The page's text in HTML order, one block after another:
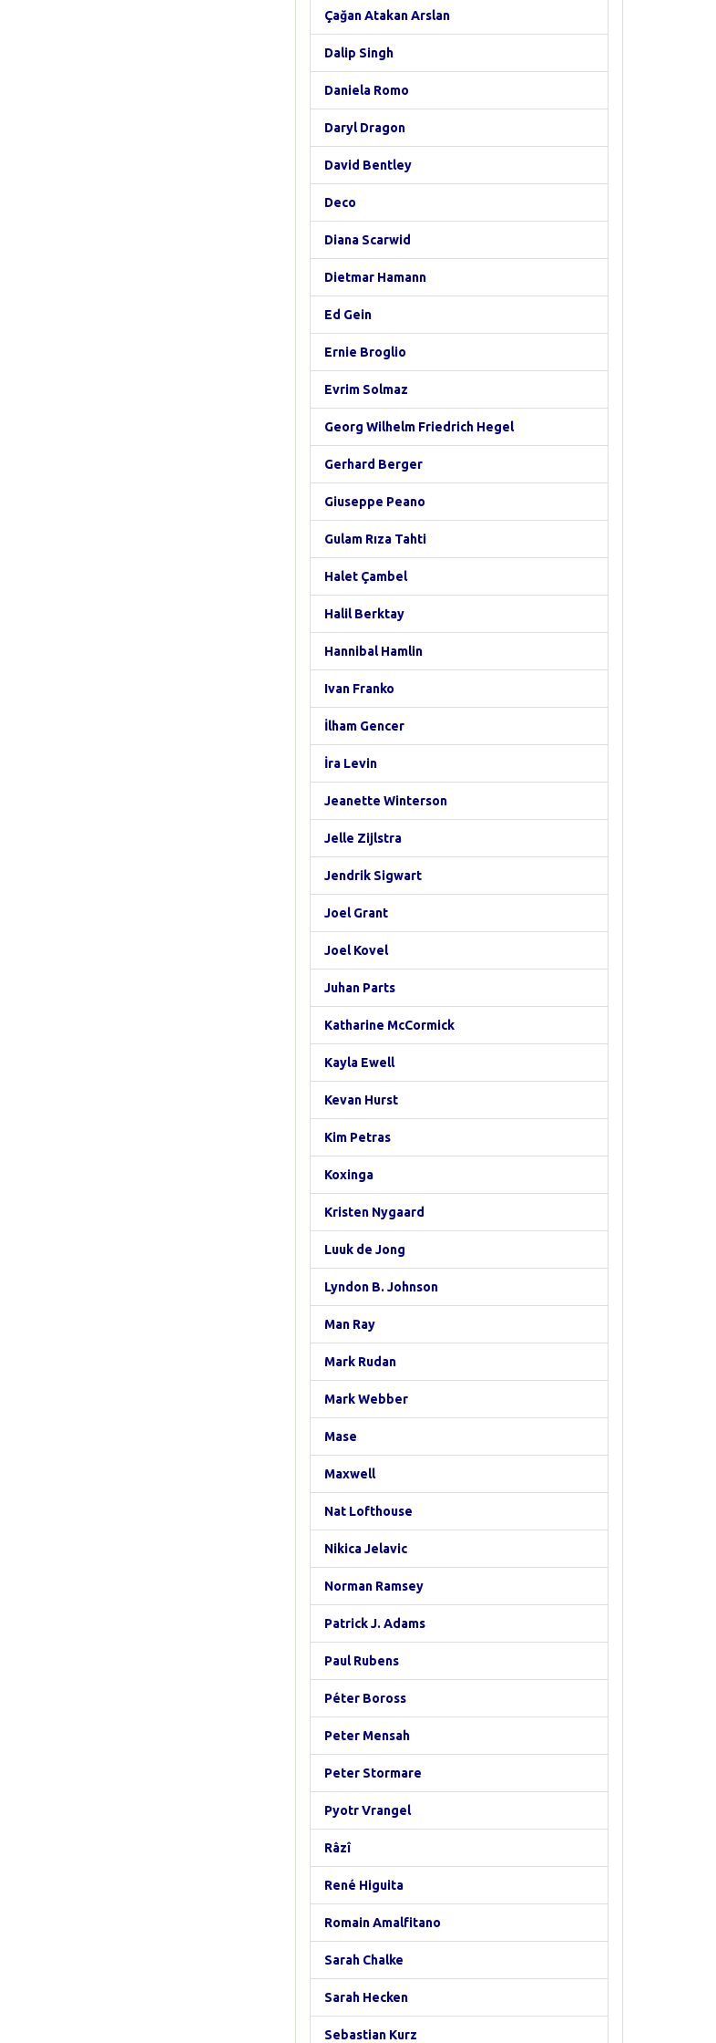
Çağan Atakan Arslan
Dalip Singh
Daniela Romo
Daryl Dragon
David Bentley
Deco
Diana Scarwid
Dietmar Hamann
Ed Gein
Ernie Broglio
Evrim Solmaz
Georg Wilhelm Friedrich Hegel
Gerhard Berger
Giuseppe Peano
Gulam Rıza Tahti
Halet Çambel
Halil Berktay
Hannibal Hamlin
Ivan Franko
İlham Gencer
İra Levin
Jeanette Winterson
Jelle Zijlstra
Jendrik Sigwart
Joel Grant
Joel Kovel
Juhan Parts
Katharine McCormick
Kayla Ewell
Kevan Hurst
Kim Petras
Koxinga
Kristen Nygaard
Luuk de Jong
Lyndon B. Johnson
Man Ray
Mark Rudan
Mark Webber
Mase
Maxwell
Nat Lofthouse
Nikica Jelavic
Norman Ramsey
Patrick J. Adams
Paul Rubens
Péter Boross
Peter Mensah
Peter Stormare
Pyotr Vrangel
Râzî
René Higuita
Romain Amalfitano
Sarah Chalke
Sarah Hecken
Sebastian Kurz